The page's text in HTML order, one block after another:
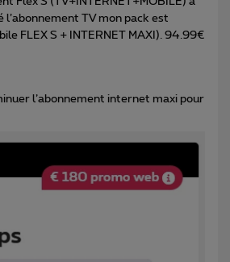
l’abonnement TV mon pack est
FLEX S + INTERNET MAXI). 94.99€
l’abonnement internet maxi pour